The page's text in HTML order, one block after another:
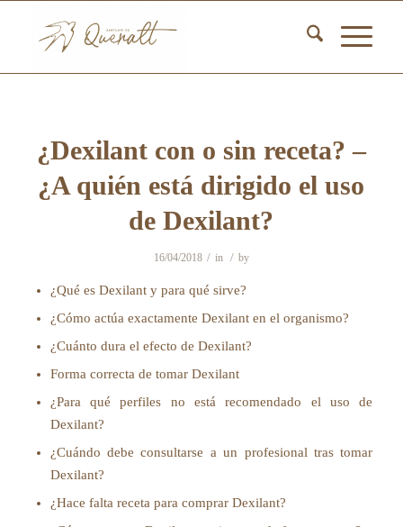
¿Dexilant con o sin receta? –
¿A quién está dirigido el uso
de Dexilant?
16/04/2018 / in / by
¿Qué es Dexilant y para qué sirve?
¿Cómo actúa exactamente Dexilant en el organismo?
¿Cuánto dura el efecto de Dexilant?
Forma correcta de tomar Dexilant
¿Para qué perfiles no está recomendado el uso de
Dexilant?
¿Cuándo debe consultarse a un profesional tras tomar
Dexilant?
¿Hace falta receta para comprar Dexilant?